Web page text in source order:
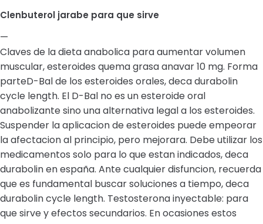
Clenbuterol jarabe para que sirve
—
Claves de la dieta anabolica para aumentar volumen
muscular, esteroides quema grasa anavar 10 mg. Forma
parteD-Bal de los esteroides orales, deca durabolin
cycle length. El D-Bal no es un esteroide oral
anabolizante sino una alternativa legal a los esteroides.
Suspender la aplicacion de esteroides puede empeorar
la afectacion al principio, pero mejorara. Debe utilizar los
medicamentos solo para lo que estan indicados, deca
durabolin en españa. Ante cualquier disfuncion, recuerda
que es fundamental buscar soluciones a tiempo, deca
durabolin cycle length. Testosterona inyectable: para
que sirve y efectos secundarios. En ocasiones estos